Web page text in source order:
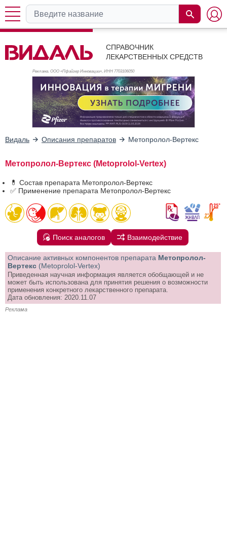
СПРАВОЧНИК
ЛЕКАРСТВЕННЫХ СРЕДСТВ
Реклама. ООО «Пфайзер Инновации», ИНН 7703106050
Видаль Описания препаратов Метопролол-Вертекс
Метопролол-Вертекс (Metoprolol-Vertex)
💊 Состав препарата Метопролол-Вертекс
✅ Применение препарата Метопролол-Вертекс
Поиск аналогов Взаимодействие
Описание активных компонентов препарата Метопролол-
Вертекс (Metoprolol-Vertex)
Приведенная научная информация является обобщающей и не
может быть использована для принятия решения о возможности
применения конкретного лекарственного препарата.
Дата обновления: 2020.11.07
Реклама